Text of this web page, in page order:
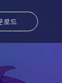
로드